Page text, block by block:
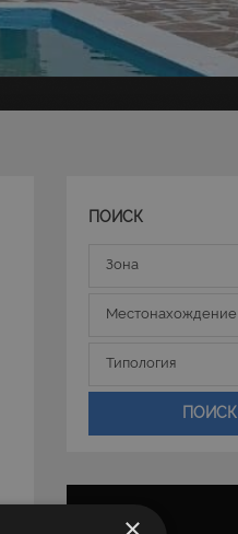
ПОИСК
ЗонаЗона
Местонахождение
Местонахождение
Типология
Типология
ПОИСК